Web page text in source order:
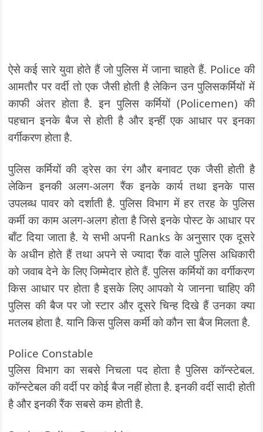
ऐसे कई सारे युवा होते हैं जो पुलिस में जाना चाहते हैं. Police की
आमतौर पर वर्दी तो एक जैसी होती है लेकिन उन पुलिसकर्मियों में
काफी अंतर होता है. इन पुलिस कर्मियों (Policemen) की
पहचान इनके बैज से होती है और इन्हीं एक आधार पर इनका
वर्गीकरण होता है.
पुलिस कर्मियों की ड्रेस का रंग और बनावट एक जैसी होती है
लेकिन इनकी अलग-अलग रैंक इनके कार्य तथा इनके पास
उपलब्ध पावर को दर्शाती है. पुलिस विभाग में हर तरह के पुलिस
कर्मी का काम अलग-अलग होता है जिसे इनके पोस्ट के आधार पर
बाँट दिया जाता है. ये सभी अपनी Ranks के अनुसार एक दूसरे
के अधीन होते हैं तथा अपने से ज्यादा रैंक वाले पुलिस अधिकारी
को जवाब देने के लिए जिम्मेदार होते हैं. पुलिस कर्मियों का वर्गीकरण
किस आधार पर होता है इसके लिए आपको ये जानना चाहिए की
पुलिस की बैज पर जो स्टार और दूसरे चिन्ह दिखे हैं उनका क्या
मतलब होता है. यानि किस पुलिस कर्मी को कौन सा बैज मिलता है.
Police Constable
पुलिस विभाग का सबसे निचला पद होता है पुलिस कॉन्स्टेबल.
कॉन्स्टेबल की वर्दी पर कोई बैज नहीं होता है. इनकी वर्दी सादी होती
है और इनकी रैंक सबसे कम होती है.